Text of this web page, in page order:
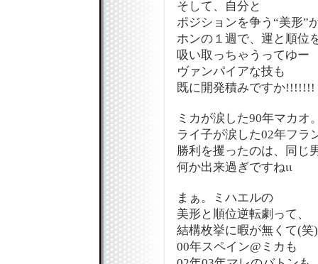
そして、自分と
ポジションを争う“美形”
ホンの１週で、運と順位
吸い取っちゃうってゆー
ヴァンパイアな技も
既に開発積みですか!!!!!!!
ミカが涙した90年マカオ
ライ子が涙した02年フラ
勝利を攫ったのは、同じ
何か出来過ぎですねιι
まぁ。ミハエルの
美形と順位逆転劇って、
結構枚挙に暇が無くて(笑)
00年スペイン@ミカも